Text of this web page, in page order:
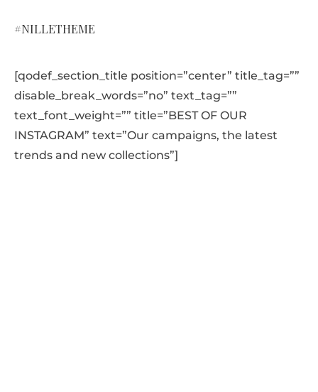
#NILLETHEME
[qodef_section_title position=”center” title_tag=””
disable_break_words=”no” text_tag=””
text_font_weight=”” title=”BEST OF OUR
INSTAGRAM” text=”Our campaigns, the latest
trends and new collections”]